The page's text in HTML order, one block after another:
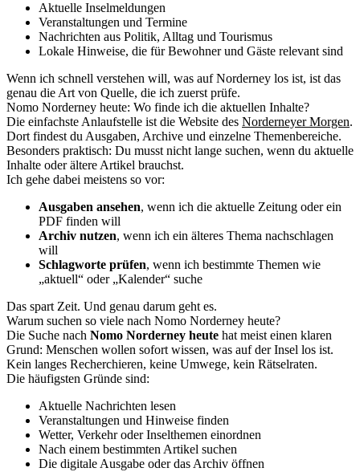
Aktuelle Inselmeldungen
Veranstaltungen und Termine
Nachrichten aus Politik, Alltag und Tourismus
Lokale Hinweise, die für Bewohner und Gäste relevant sind
Wenn ich schnell verstehen will, was auf Norderney los ist, ist das
genau die Art von Quelle, die ich zuerst prüfe.
Nomo Norderney heute: Wo finde ich die aktuellen Inhalte?
Die einfachste Anlaufstelle ist die Website des Norderneyer Morgen.
Dort findest du Ausgaben, Archive und einzelne Themenbereiche.
Besonders praktisch: Du musst nicht lange suchen, wenn du aktuelle
Inhalte oder ältere Artikel brauchst.
Ich gehe dabei meistens so vor:
Ausgaben ansehen, wenn ich die aktuelle Zeitung oder ein
PDF finden will
Archiv nutzen, wenn ich ein älteres Thema nachschlagen
will
Schlagworte prüfen, wenn ich bestimmte Themen wie
„aktuell“ oder „Kalender“ suche
Das spart Zeit. Und genau darum geht es.
Warum suchen so viele nach Nomo Norderney heute?
Die Suche nach Nomo Norderney heute hat meist einen klaren
Grund: Menschen wollen sofort wissen, was auf der Insel los ist.
Kein langes Recherchieren, keine Umwege, kein Rätselraten.
Die häufigsten Gründe sind:
Aktuelle Nachrichten lesen
Veranstaltungen und Hinweise finden
Wetter, Verkehr oder Inselthemen einordnen
Nach einem bestimmten Artikel suchen
Die digitale Ausgabe oder das Archiv öffnen